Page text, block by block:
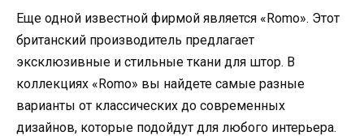
Еще одной известной фирмой является «Romo». Этот
британский производитель предлагает
эксклюзивные и стильные ткани для штор. В
коллекциях «Romo» вы найдете самые разные
варианты от классических до современных
дизайнов, которые подойдут для любого интерьера.